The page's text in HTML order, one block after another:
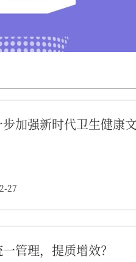
加强新时代卫生健康
27
管理，提质增效？